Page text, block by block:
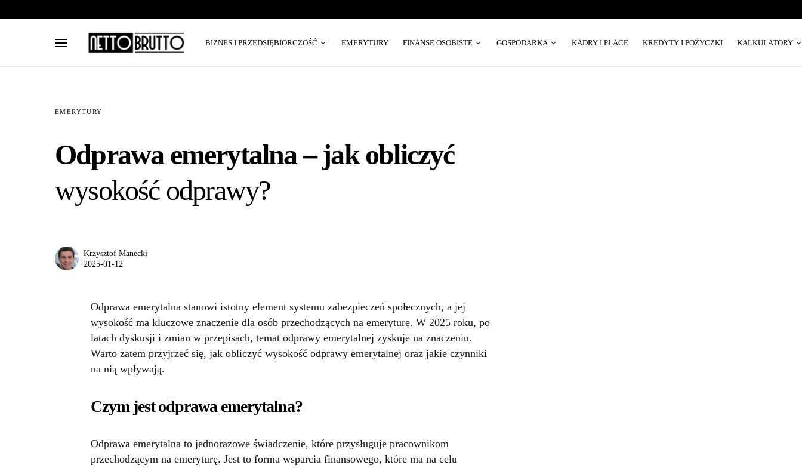
BIZNES I PRZEDSIĘBIORCZOŚĆ EMERYTURY FINANSE OSOBISTE GOSPODARKA KADRY I PŁACE KREDYTY I POŻYCZKI KALKULATORY
EMERYTURY
Odprawa emerytalna – jak obliczyć
wysokość odprawy?
Krzysztof Manecki
2025-01-12
Odprawa emerytalna stanowi istotny element systemu zabezpieczeń społecznych, a jej
wysokość ma kluczowe znaczenie dla osób przechodzących na emeryturę. W 2025 roku, po
latach dyskusji i zmian w przepisach, temat odprawy emerytalnej zyskuje na znaczeniu.
Warto zatem przyjrzeć się, jak obliczyć wysokość odprawy emerytalnej oraz jakie czynniki
na nią wpływają.
Czym jest odprawa emerytalna?
Odprawa emerytalna to jednorazowe świadczenie, które przysługuje pracownikom
przechodzącym na emeryturę. Jest to forma wsparcia finansowego, które ma na celu